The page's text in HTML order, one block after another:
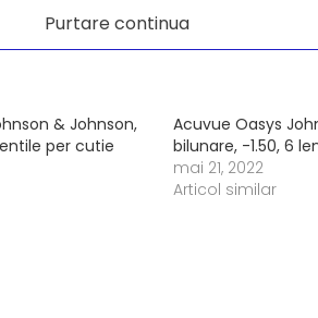
Purtare continua
& Johnson,
per cutie
Acuvue Oasys
bilunare, -1.50, 6
mai 21, 2022
Articol similar